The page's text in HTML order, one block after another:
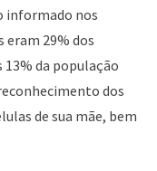
informado nos
eram 29% dos
da população
dos
de sua mãe, bem